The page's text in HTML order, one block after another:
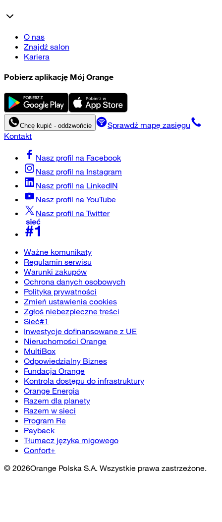
O nas
Znajdź salon
Kariera
Pobierz aplikację Mój Orange
Chcę kupić - oddzwońcie
Sprawdź mapę zasięgu
Kontakt
Nasz profil na Facebook
Nasz profil na Instagram
Nasz profil na LinkedIN
Nasz profil na YouTube
Nasz profil na Twitter
Ważne komunikaty
Regulamin serwisu
Warunki zakupów
Ochrona danych osobowych
Polityka prywatności
Zmień ustawienia cookies
Zgłoś niebezpieczne treści
Sieć#1
Inwestycje dofinansowane z UE
Nieruchomości Orange
MultiBox
Odpowiedzialny Biznes
Fundacja Orange
Kontrola dostępu do infrastruktury
Orange Energia
Razem dla planety
Razem w sieci
Program Re
Payback
Tłumacz języka migowego
Confort+
© 2026Orange Polska S.A. Wszystkie prawa zastrzeżone.